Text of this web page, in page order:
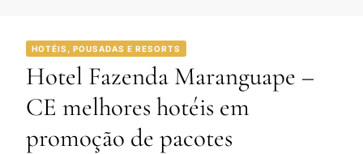
HOTÉIS, POUSADAS E RESORTS
Hotel Fazenda Maranguape –
CE melhores hotéis em
promoção de pacotes